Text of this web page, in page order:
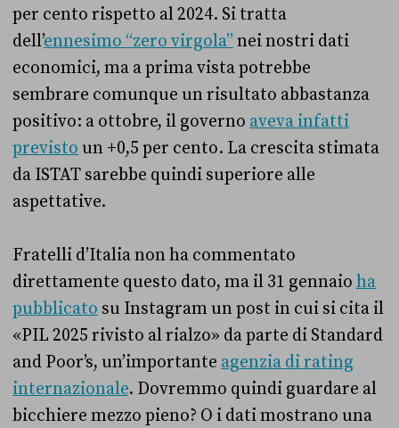
per cento rispetto al 2024. Si tratta
dell’ennesimo “zero virgola” nei nostri dati
economici, ma a prima vista potrebbe
sembrare comunque un risultato abbastanza
positivo: a ottobre, il governo aveva infatti
previsto un +0,5 per cento. La crescita stimata
da ISTAT sarebbe quindi superiore alle
aspettative.
Fratelli d’Italia non ha commentato
direttamente questo dato, ma il 31 gennaio ha
pubblicato su Instagram un post in cui si cita il
«PIL 2025 rivisto al rialzo» da parte di Standard
and Poor’s, un’importante agenzia di rating
internazionale. Dovremmo quindi guardare al
bicchiere mezzo pieno? O i dati mostrano una